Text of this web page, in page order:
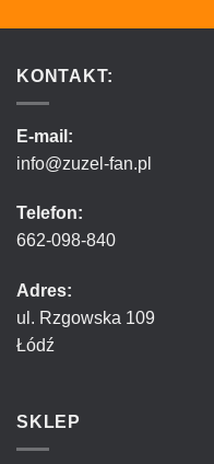
KONTAKT:
E-mail:
info@zuzel-fan.pl
Telefon:
662-098-840
Adres:
ul. Rzgowska 109
Łódź
SKLEP